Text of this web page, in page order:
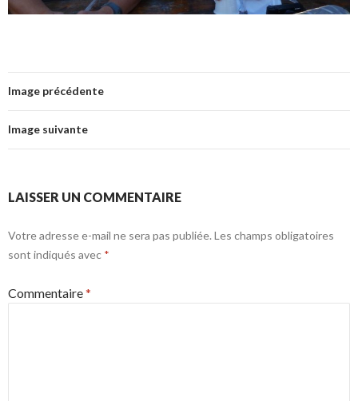
Image précédente
Image suivante
LAISSER UN COMMENTAIRE
Votre adresse e-mail ne sera pas publiée. Les champs obligatoires
sont indiqués avec *
Commentaire*